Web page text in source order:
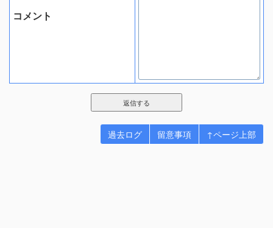
コメント
過去ログ 留意事項 ↑ページ上部